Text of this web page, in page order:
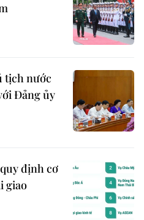
tịch nước
Đảng ủy
định cơ
giao